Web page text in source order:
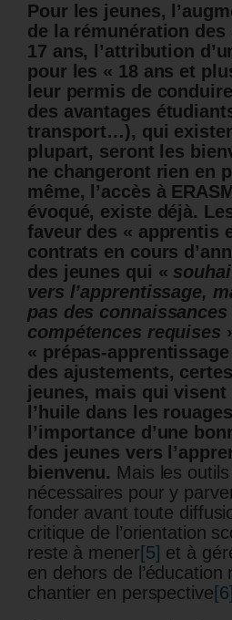
Pour les jeunes,
de la rémunération des
17 ans, l’attribution
pour les « 18 ans et
leur permis de
des avantages
transport…), qui
plupart, seront les
ne changeront rien en
même, l’accès à
évoqué, existe déjà.
faveur des « apprentis
contrats en cours
des jeunes qui «
vers l’apprentissage,
pas des connaissances
compétences requises
« prépas-
des ajustements,
jeunes, mais qui visent
l’huile dans les
l’importance d’une
des jeunes vers
bienvenu. Mais les
nécessaires pour y
fonder avant toute
critique de l’orientation
reste à mener[5] et à
en dehors de
chantier en perspective[6]